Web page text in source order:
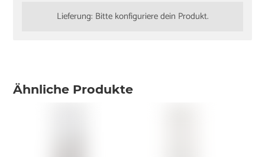
Lieferung: Bitte konfiguriere dein Produkt.
Ähnliche Produkte